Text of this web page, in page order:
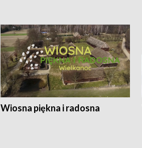
Wiosna piękna i radosna